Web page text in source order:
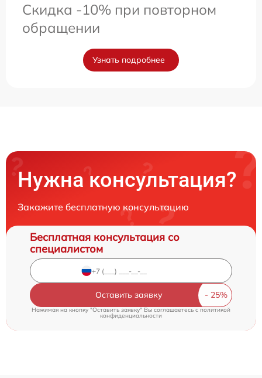
Скидка -10% при повторном
обращении
Узнать подробнее
Нужна консультация?
Закажите бесплатную консультацию
Бесплатная консультация со
специалистом
Оставить заявку
Нажимая на кнопку "Оставить заявку" Вы соглашаетесь cполитикой
конфиденциальности